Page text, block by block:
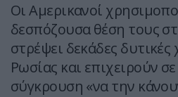
Οι Αμερικανοί
δεσπόζουσα θέση τους
στρέψει δεκάδες
Ρωσίας και επιχειρούν
σύγκρουση «να την